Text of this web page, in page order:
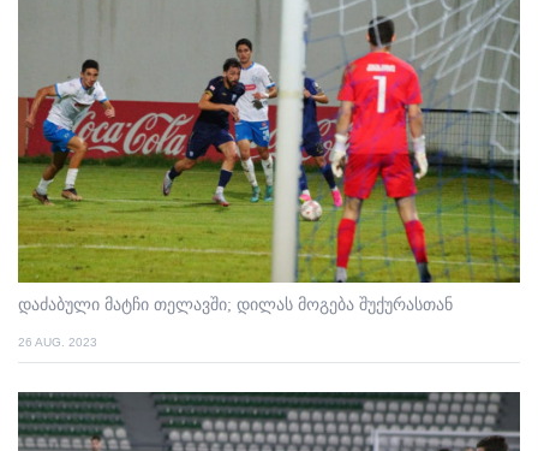
დაძაბული მატჩი თელავში; დილას მოგება შუქურასთან
26 AUG. 2023